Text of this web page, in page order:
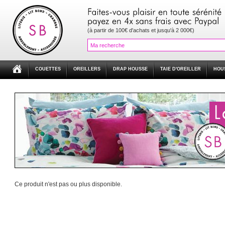
(à partir de 100€ d'achats et jusqu'à 2 000€)
COUETTES OREILLERS DRAP HOUSSE TAIE D'OREILLER
Ce produit n'est pas ou plus disponible.